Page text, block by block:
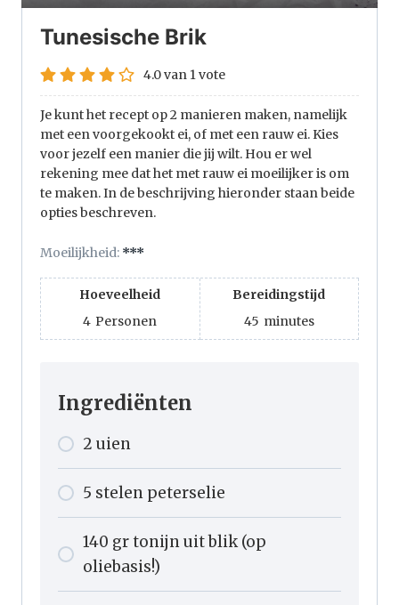
Tunesische Brik
4.0van 1vote
Je kunt het recept op 2 manieren maken, namelijk
met een voorgekookt ei, of met een rauw ei. Kies
voor jezelf een manier die jij wilt. Hou er wel
rekening mee dat het met rauw ei moeilijker is om
te maken. In de beschrijving hieronder staan beide
opties beschreven.
Moeilijkheid: ***
Hoeveelheid
4 Personen
Bereidingstijd
45 minutes
Ingrediënten
2 uien
5 stelen peterselie
140 grtonijn uit blik (op
oliebasis!)